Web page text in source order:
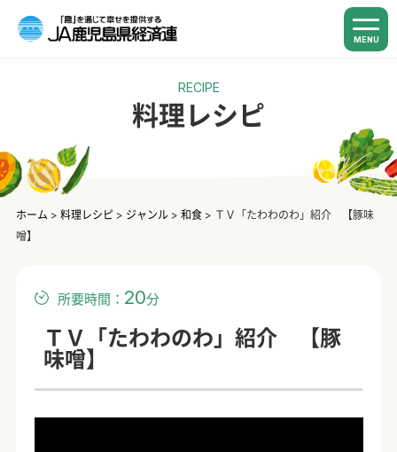
MENU
RECIPE
料理レシピ
ホーム > 料理レシピ> ジャンル> 和食> ＴＶ「たわわのわ」紹介 【豚味
噌】
所要時間： 20分
ＴＶ「たわわのわ」紹介 【豚
味噌】